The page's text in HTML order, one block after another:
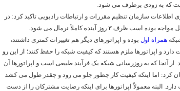
که به زودی برطرف می ‌شود.
اطلاعات سازمان تنظیم مقررات و ارتباطات رادیویی تاکید کرد: در
۳ روز آینده کاملاً نرمال می ‌شود.
همراه اول بوده و اپراتورهای دیگر هم تغییرات کمتری داشتند،
و اپراتورها ملزم هستند که کیفیت شبکه را حفظ کنند؛ از این رو
ار آنجا که به روزرسانی شبکه یک فرآیند طبیعی است و اپراتورها آن
کرد: اما اینکه کیفیت کار چطور جلو می ‌رود و چقدر طول می‌ کشد
البته معمولاً اپراتورها برای اینکه رضایت مشترکان را از دست